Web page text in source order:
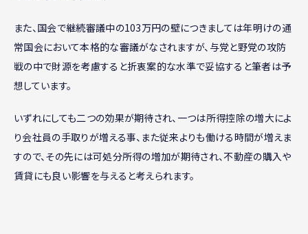
また、国会で継続審議中の103万円の壁につきましては年明けの通
常国会において本格的な審議がなされますが、与党と野党の攻防
戦の中で財源を考慮すると折衷案的な水準で妥協すると筆者は予
想しています。
いずれにしても二つの効果が期待され、一つは所得控除の増大によ
り会社員の手取りが増える事、また従来よりも働ける時間が増えま
すので、その先には可処分所得の増加が期待され、不動産の購入や
賃貸にも良い影響を与えると考えられます。